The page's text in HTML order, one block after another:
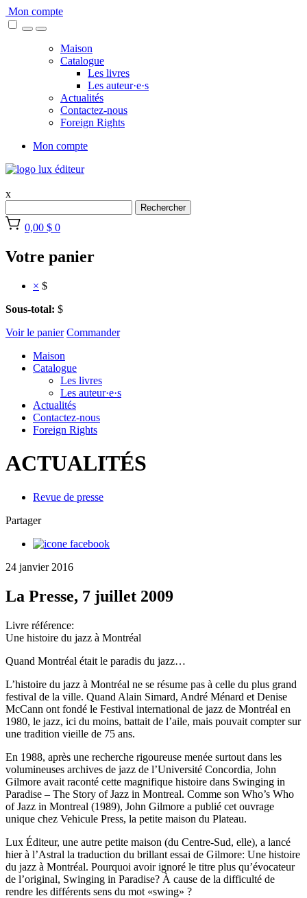
Skip
to
Mon compte
Maison
Catalogue
Les livres
Les auteur·e·s
Actualités
Contactez-nous
Foreign Rights
Mon compte
x
Rechercher
0,00 $ 0
Votre panier
× $
Sous-total: $
Voir le panier Commander
Maison
Catalogue
Les livres
Les auteur·e·s
Actualités
Contactez-nous
Foreign Rights
ACTUALITÉS
Revue de presse
Partager
24 janvier 2016
La Presse, 7 juillet 2009
Livre référence:
Une histoire du jazz à Montréal
Quand Montréal était le paradis du jazz…
L’histoire du jazz à Montréal ne se résume pas à celle du plus grand
festival de la ville. Quand Alain Simard, André Ménard et Denise
McCann ont fondé le Festival international de jazz de Montréal en
1980, le jazz, ici du moins, battait de l’aile, mais pouvait compter sur
une tradition vieille de 75 ans.
En 1988, après une recherche rigoureuse menée surtout dans les
volumineuses archives de jazz de l’Université Concordia, John
Gilmore avait raconté cette magnifique histoire dans Swinging in
Paradise – The Story of Jazz in Montreal. Comme son Who’s Who
of Jazz in Montreal (1989), John Gilmore a publié cet ouvrage
unique chez Vehicule Press, la petite maison du Plateau.
Lux Éditeur, une autre petite maison (du Centre-Sud, elle), a lancé
hier à l’Astral la traduction du brillant essai de Gilmore: Une histoire
du jazz à Montréal. Pourquoi avoir ignoré le titre plus qu’évocateur
de l’original, Swinging in Paradise? À cause de la difficulté de
rendre les différents sens du mot «swing» ?